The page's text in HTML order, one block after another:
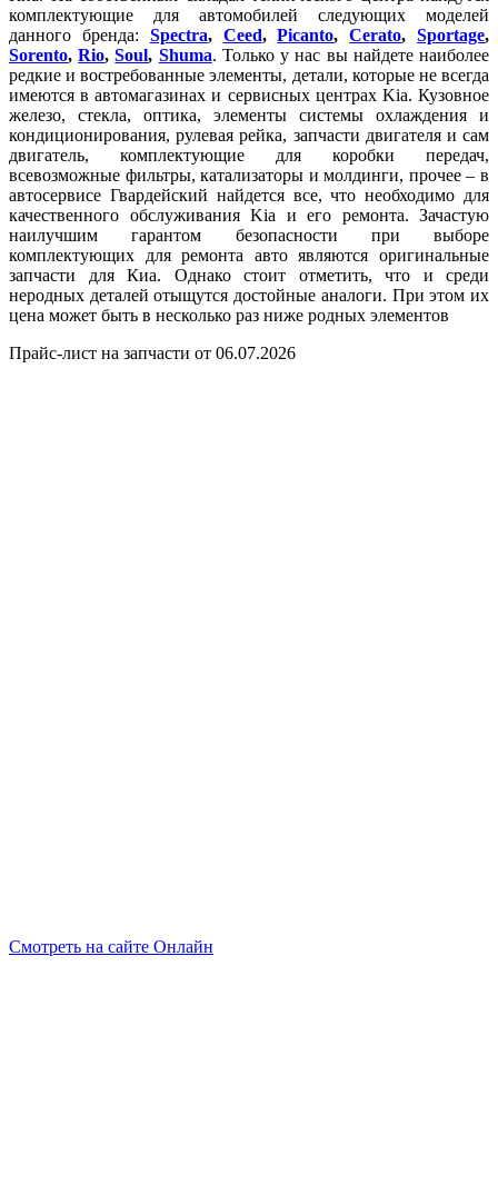
комплектующие для автомобилей следующих моделей
данного бренда: Spectra, Ceed,Picanto,Cerato,Sportage,
Sorento,Rio,Soul, Shuma. Только у нас вы найдете наиболее
редкие и востребованные элементы, детали, которые не всегда
имеются в автомагазинах и сервисных центрах Kia. Кузовное
железо, стекла, оптика, элементы системы охлаждения и
кондиционирования, рулевая рейка, запчасти двигателя и сам
двигатель, комплектующие для коробки передач,
всевозможные фильтры, катализаторы и молдинги, прочее – в
автосервисе Гвардейский найдется все, что необходимо для
качественного обслуживания Kia и его ремонта. Зачастую
наилучшим гарантом безопасности при выборе
комплектующих для ремонта авто являются оригинальные
запчасти для Киа. Однако стоит отметить, что и среди
неродных деталей отыщутся достойные аналоги. При этом их
цена может быть в несколько раз ниже родных элементов
Прайс-лист на запчасти от 06.07.2026
Смотреть на сайте Онлайн